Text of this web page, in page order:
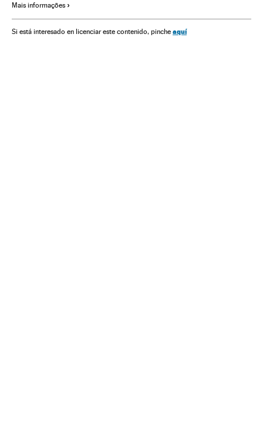
Veículos Consumidores
Consumo Celular Programas informáticos Empresas
Mais informações
Si está interesado en licenciar este contenido, pinche aquí